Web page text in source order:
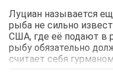
Луциан называется
рыба не сильно
США, где её подают в
рыбу обязательно
считает себя